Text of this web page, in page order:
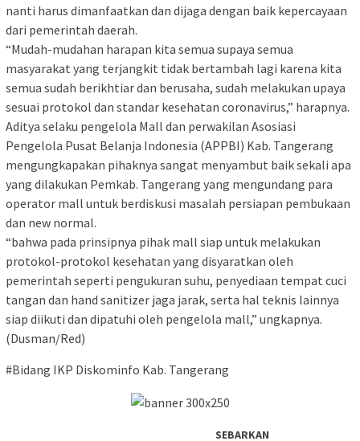
nanti harus dimanfaatkan dan dijaga dengan baik kepercayaan
dari pemerintah daerah.
“Mudah-mudahan harapan kita semua supaya semua
masyarakat yang terjangkit tidak bertambah lagi karena kita
semua sudah berikhtiar dan berusaha, sudah melakukan upaya
sesuai protokol dan standar kesehatan coronavirus,” harapnya.
Aditya selaku pengelola Mall dan perwakilan Asosiasi
Pengelola Pusat Belanja Indonesia (APPBI) Kab. Tangerang
mengungkapakan pihaknya sangat menyambut baik sekali apa
yang dilakukan Pemkab. Tangerang yang mengundang para
operator mall untuk berdiskusi masalah persiapan pembukaan
dan new normal.
“bahwa pada prinsipnya pihak mall siap untuk melakukan
protokol-protokol kesehatan yang disyaratkan oleh
pemerintah seperti pengukuran suhu, penyediaan tempat cuci
tangan dan hand sanitizer jaga jarak, serta hal teknis lainnya
siap diikuti dan dipatuhi oleh pengelola mall,” ungkapnya.
(Dusman/Red)
#Bidang IKP Diskominfo Kab. Tangerang
SEBARKAN